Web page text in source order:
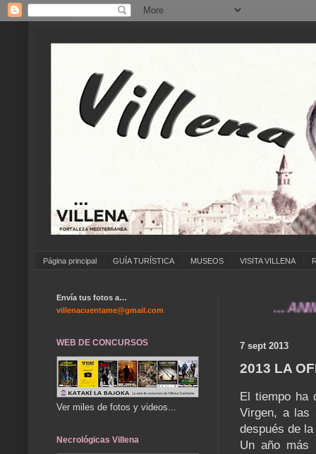
Página principal GUÍA TURÍSTICA MUSEOS VISITA VILLENA
... ANÍMATE
7 sept 2013
2013 LA
El tiempo ha
Virgen, a las
después de
Un año más
Envía tus fotos a…
villenacuentame@gmail.com
WEB DE CONCURSOS
Ver miles de fotos y videos...
Necrológicas Villena